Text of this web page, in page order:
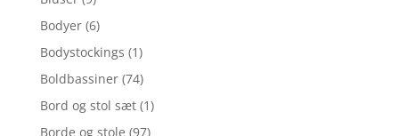
Bodyer (6)
Bodystockings (1)
Boldbassiner (74)
Bord og stol sæt (1)
Borde og stole (97)